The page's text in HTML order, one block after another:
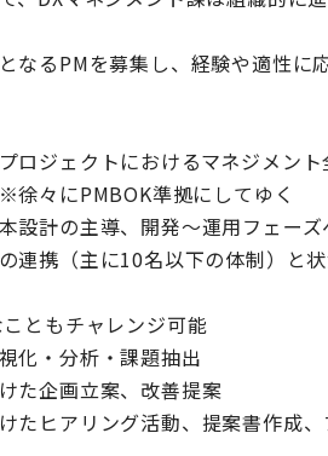
なるPMを募集し、経験や適性に
ロジェクトにおけるマネジメン
徐々にPMBOK準拠にしてゆく
設計の主導、開発〜運用フェー
連携（主に10名以下の体制）と
ともチャレンジ可能
化・分析・課題抽出
た企画立案、改善提案
たヒアリング活動、提案書作成